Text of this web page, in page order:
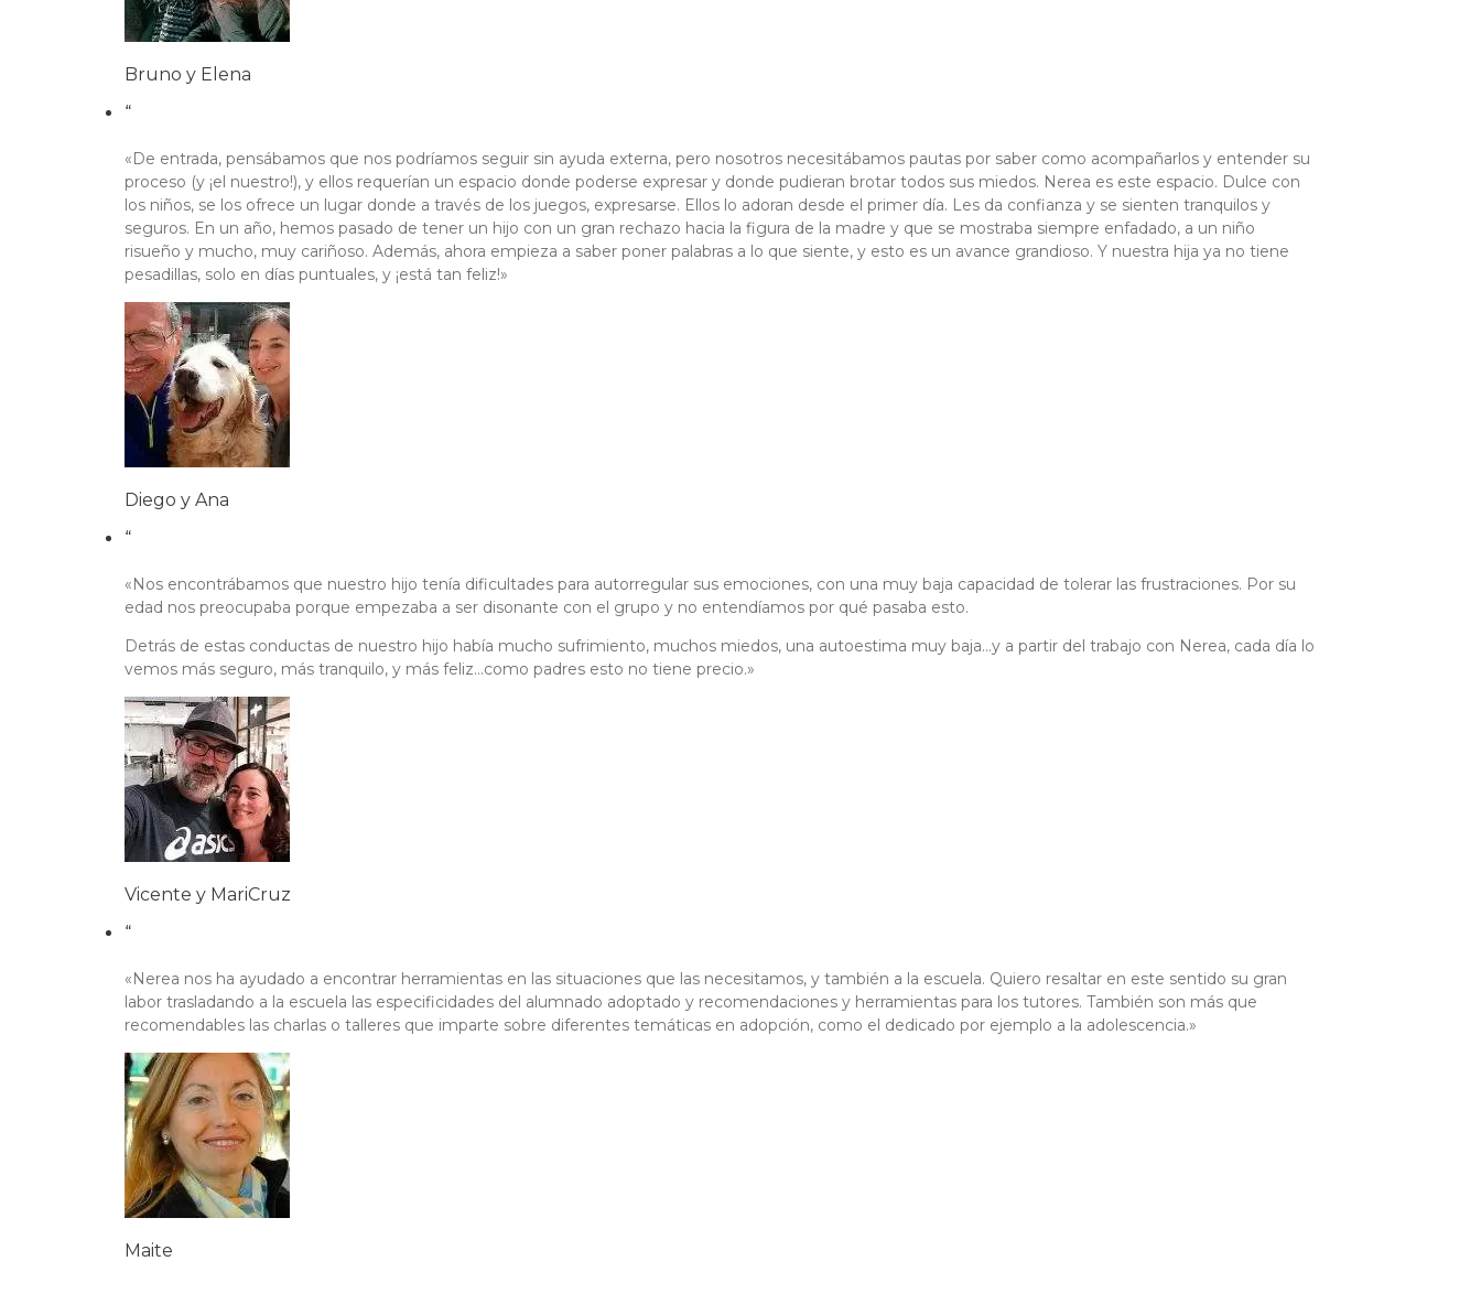
Bruno y Elena
“
«De entrada, pensábamos que nos podríamos seguir sin ayuda externa, pero nosotros necesitábamos pautas por saber como acompañarlos y entender su
proceso (y ¡el nuestro!), y ellos requerían un espacio donde poderse expresar y donde pudieran brotar todos sus miedos. Nerea es este espacio. Dulce con
los niños, se los ofrece un lugar donde a través de los juegos, expresarse. Ellos lo adoran desde el primer día. Les da confianza y se sienten tranquilos y
seguros. En un año, hemos pasado de tener un hijo con un gran rechazo hacia la figura de la madre y que se mostraba siempre enfadado, a un niño
risueño y mucho, muy cariñoso. Además, ahora empieza a saber poner palabras a lo que siente, y esto es un avance grandioso. Y nuestra hija ya no tiene
pesadillas, solo en días puntuales, y ¡está tan feliz!»
Diego y Ana
“
«Nos encontrábamos que nuestro hijo tenía dificultades para autorregular sus emociones, con una muy baja capacidad de tolerar las frustraciones. Por su
edad nos preocupaba porque empezaba a ser disonante con el grupo y no entendíamos por qué pasaba esto.
Detrás de estas conductas de nuestro hijo había mucho sufrimiento, muchos miedos, una autoestima muy baja…y a partir del trabajo con Nerea, cada día lo
vemos más seguro, más tranquilo, y más feliz…como padres esto no tiene precio.»
Vicente y MariCruz
“
«Nerea nos ha ayudado a encontrar herramientas en las situaciones que las necesitamos, y también a la escuela. Quiero resaltar en este sentido su gran
labor trasladando a la escuela las especificidades del alumnado adoptado y recomendaciones y herramientas para los tutores. También son más que
recomendables las charlas o talleres que imparte sobre diferentes temáticas en adopción, como el dedicado por ejemplo a la adolescencia.»
Maite